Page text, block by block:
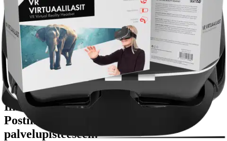
Verkkokaupan hinta
Valitse toimitustapa
Nouto myymälästä
Ilmainen
Siirry valitsemaan myymälä
Toimitus
Kotiin tai noutopisteeseenAlk. 0 €
Ilmainen toimitus yli 100 €:n tilauksille
Postin pakettiautomaattiin tai
palvelupisteeseen!